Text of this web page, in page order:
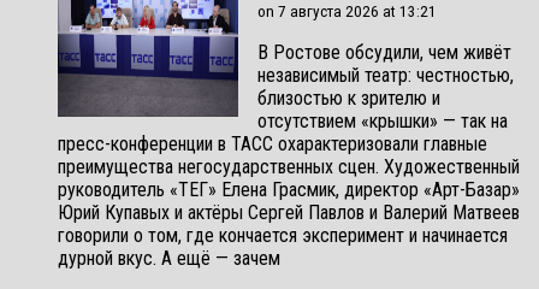
on 7 августа 2026 at 13:21
В Ростове обсудили, чем живёт
независимый театр: честностью,
близостью к зрителю и
отсутствием «крышки» — так на
пресс-конференции в ТАСС охарактеризовали главные
преимущества негосударственных сцен. Художественный
руководитель «ТЕГ» Елена Грасмик, директор «Арт-Базар»
Юрий Купавых и актёры Сергей Павлов и Валерий Матвеев
говорили о том, где кончается эксперимент и начинается
дурной вкус. А ещё — зачем